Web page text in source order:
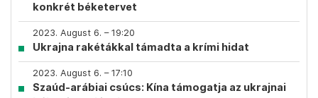
konkrét béketervet
2023. August 6. – 19:20
Ukrajna rakétákkal támadta a krími hidat
2023. August 6. – 17:10
Szaúd-arábiai csúcs: Kína támogatja az ukrajnai